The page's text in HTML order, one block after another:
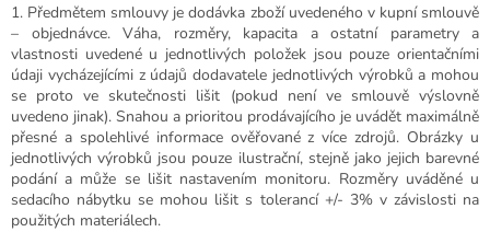
1. Předmětem smlouvy je dodávka zboží uvedeného v kupní smlouvě
– objednávce. Váha, rozměry, kapacita a ostatní parametry a
vlastnosti uvedené u jednotlivých položek jsou pouze orientačními
údaji vycházejícími z údajů dodavatele jednotlivých výrobků a mohou
se proto ve skutečnosti lišit (pokud není ve smlouvě výslovně
uvedeno jinak). Snahou a prioritou prodávajícího je uvádět maximálně
přesné a spolehlivé informace ověřované z více zdrojů. Obrázky u
jednotlivých výrobků jsou pouze ilustrační, stejně jako jejich barevné
podání a může se lišit nastavením monitoru. Rozměry uváděné u
sedacího nábytku se mohou lišit s tolerancí +/- 3% v závislosti na
použitých materiálech.